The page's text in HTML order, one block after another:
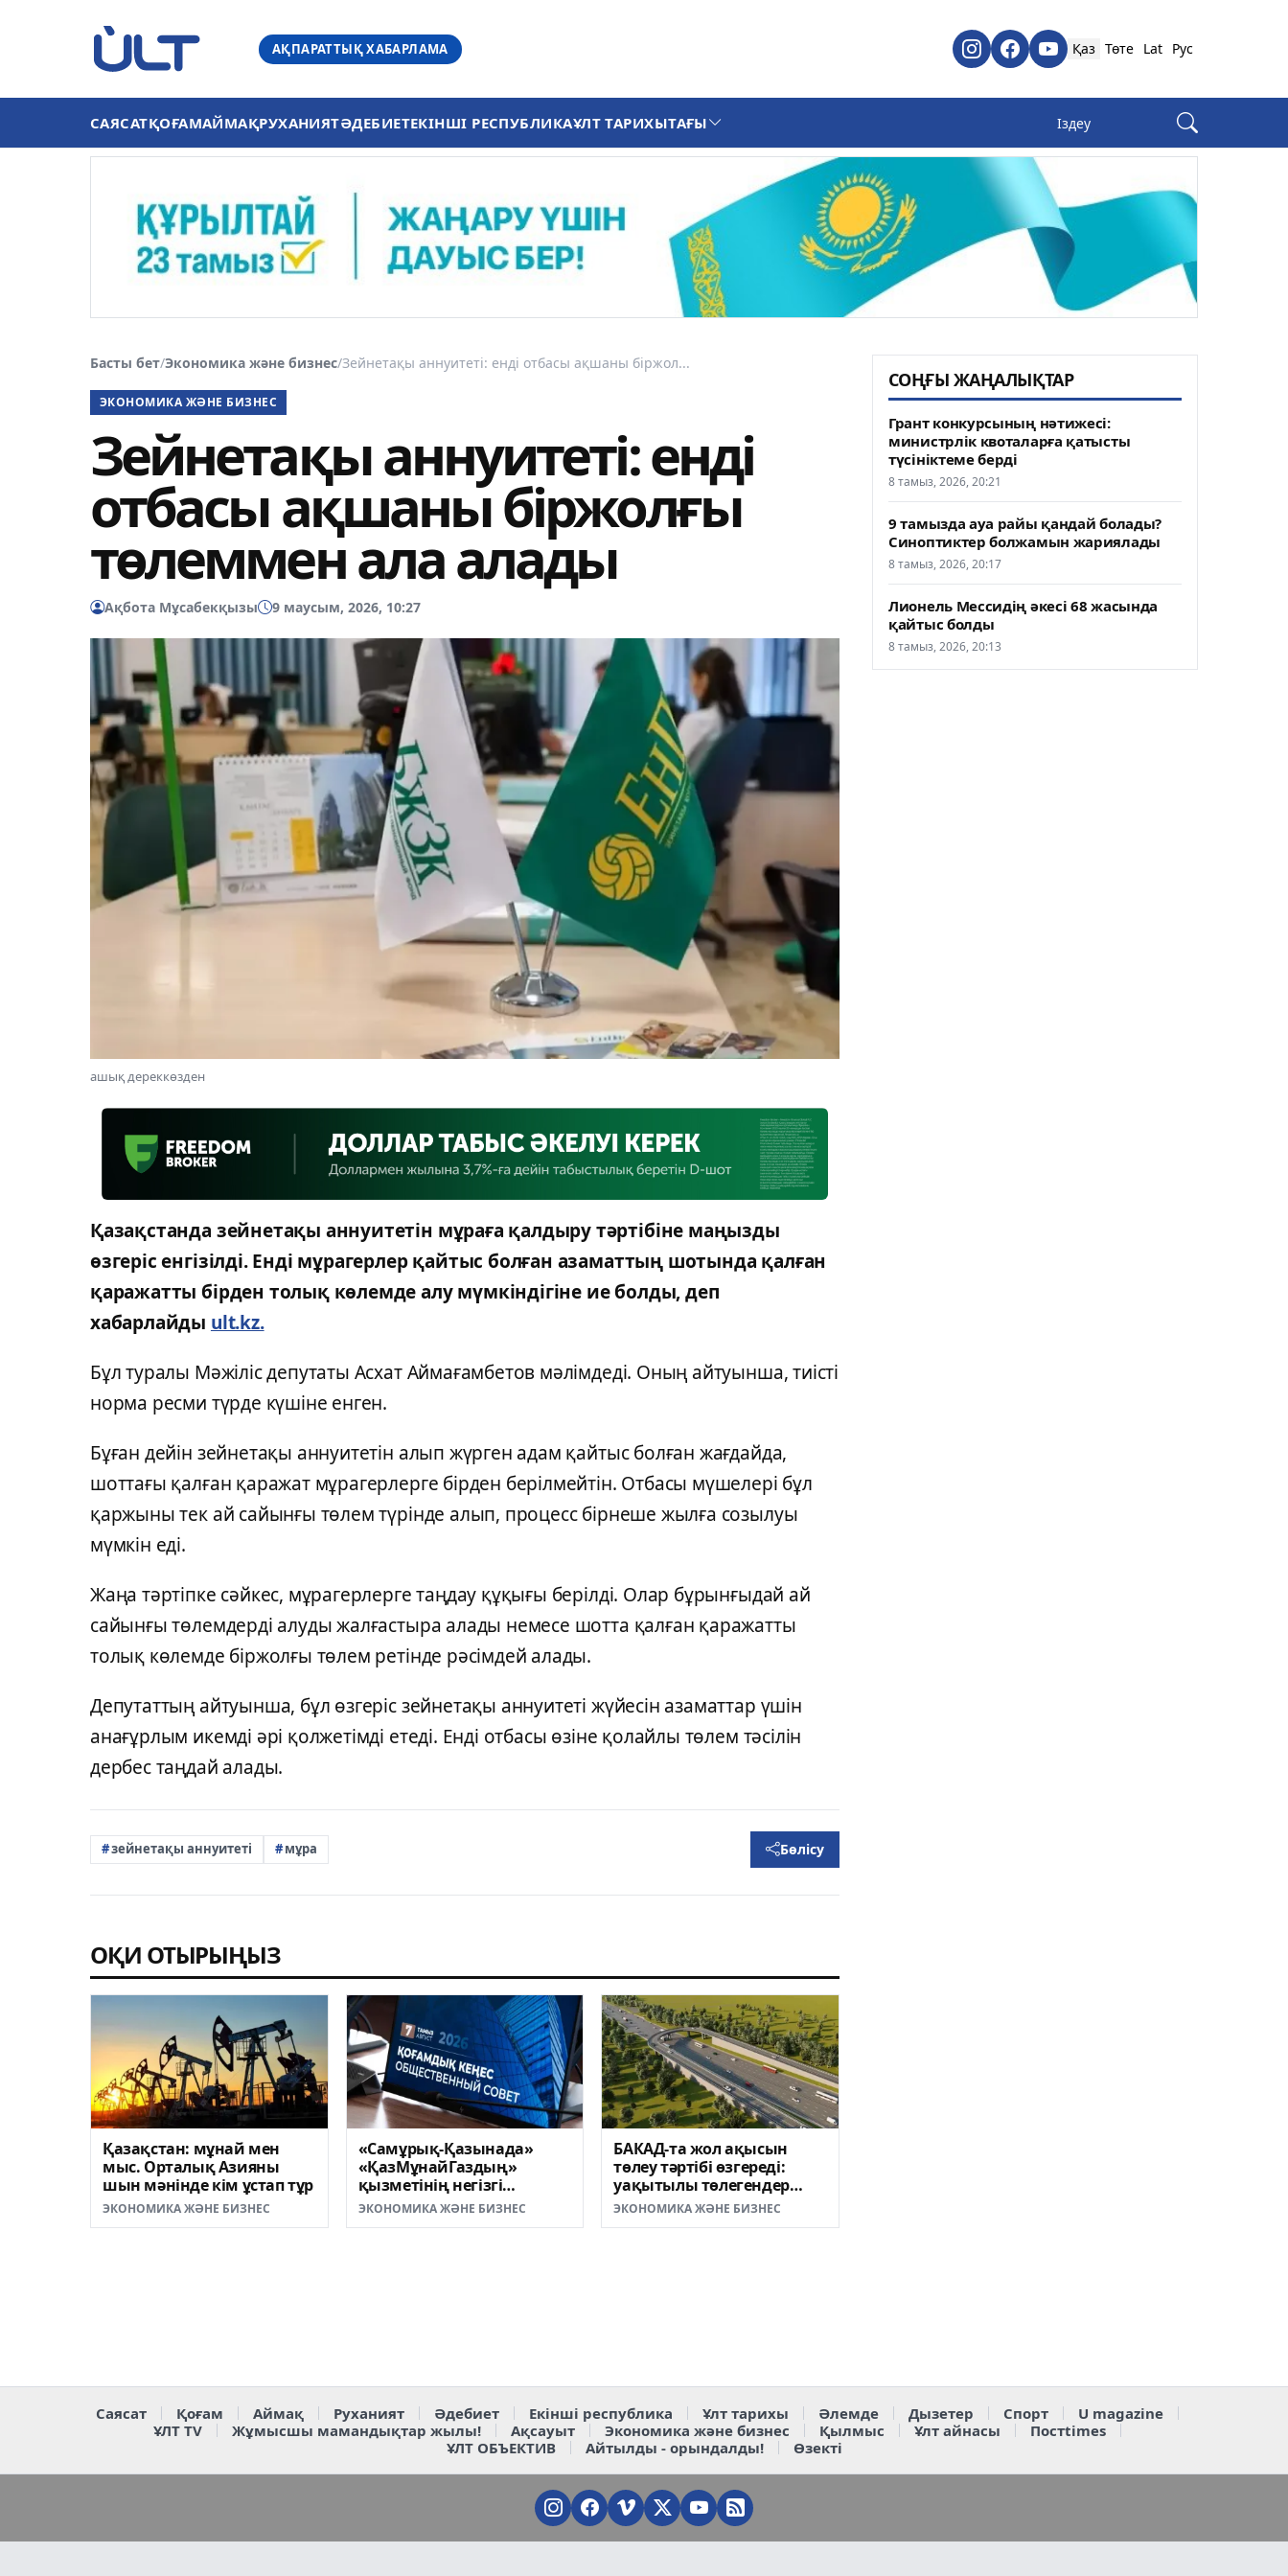
АҚПАРАТТЫҚ ХАБАРЛАМА Қаз Төте Lat Рус
САЯСАТҚОҒАМАЙМАҚРУХАНИЯТӘДЕБИЕТЕКІНШІ РЕСПУБЛИКАҰЛТ ТАРИХЫТАҒЫ
Басты бет/Экономика және бизнес/Зейнетақы аннуитеті: енді отбасы ақшаны біржол...
ЭКОНОМИКА ЖӘНЕ БИЗНЕС
Зейнетақы аннуитеті: енді
отбасы ақшаны біржолғы
төлеммен ала алады
Ақбота Мұсабекқызы 9 маусым, 2026, 10:27
ашық дереккөзден
Қазақстанда зейнетақы аннуитетін мұраға қалдыру тәртібіне маңызды
өзгеріс енгізілді. Енді мұрагерлер қайтыс болған азаматтың шотында қалған
қаражатты бірден толық көлемде алу мүмкіндігіне ие болды, деп
хабарлайды ult.kz.
Бұл туралы Мәжіліс депутаты Асхат Аймағамбетов мәлімдеді. Оның айтуынша, тиісті
норма ресми түрде күшіне енген.
Бұған дейін зейнетақы аннуитетін алып жүрген адам қайтыс болған жағдайда,
шоттағы қалған қаражат мұрагерлерге бірден берілмейтін. Отбасы мүшелері бұл
қаржыны тек ай сайынғы төлем түрінде алып, процесс бірнеше жылға созылуы
мүмкін еді.
Жаңа тәртіпке сәйкес, мұрагерлерге таңдау құқығы берілді. Олар бұрынғыдай ай
сайынғы төлемдерді алуды жалғастыра алады немесе шотта қалған қаражатты
толық көлемде біржолғы төлем ретінде рәсімдей алады.
Депутаттың айтуынша, бұл өзгеріс зейнетақы аннуитеті жүйесін азаматтар үшін
анағұрлым икемді әрі қолжетімді етеді. Енді отбасы өзіне қолайлы төлем тәсілін
дербес таңдай алады.
зейнетақы аннуитеті мұра Бөлісу
ОҚИ ОТЫРЫҢЫЗ
Қазақстан: мұнай мен
мыс. Орталық Азияны
шын мәнінде кім ұстап тұр
ЭКОНОМИКА ЖӘНЕ БИЗНЕС
«Самұрық-Қазынада»
«ҚазМұнайГаздың»
қызметінің негізгі
бағыттары талқыланды
ЭКОНОМИКА ЖӘНЕ БИЗНЕС
БАКАД-та жол ақысын
төлеу тәртібі өзгереді:
уақытылы төлегендер
үшін тариф бұрынғыдай
ЭКОНОМИКА ЖӘНЕ БИЗНЕС
СОҢҒЫ ЖАҢАЛЫҚТАР
Грант конкурсының нәтижесі:
министрлік квоталарға қатысты
түсініктеме берді
8 тамыз, 2026, 20:21
9 тамызда ауа райы қандай болады?
Синоптиктер болжамын жариялады
8 тамыз, 2026, 20:17
Лионель Мессидің әкесі 68 жасында
қайтыс болды
8 тамыз, 2026, 20:13
Саясат Қоғам Аймақ Руханият Әдебиет Екінші республика Ұлт тарихы Әлемде Дызетер Спорт
U magazine
ҰЛТ TV
Жұмысшы мамандықтар жылы! Ақсауыт Экономика және бизнес Қылмыс Ұлт айнасы
Постtimes
ҰЛТ ОБЪЕКТИВ
Айтылды - орындалды! Өзекті